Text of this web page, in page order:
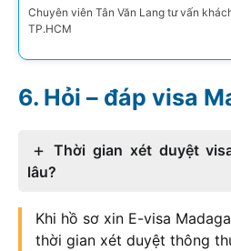
Chuyên viên Tân Văn Lang tư vấn
TP.HCM
Hỏi – đáp visa
Thời gian xét duyệt
lâu?
Khi hồ sơ xin E-visa
thời gian xét duyệt thông